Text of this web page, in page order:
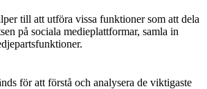
till att utföra vissa funktioner som att dela
på sociala medieplattformar, samla in
för att förstå och analysera de viktigaste